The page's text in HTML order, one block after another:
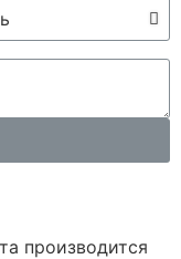
производится